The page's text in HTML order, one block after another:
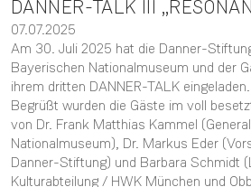
DANNER-TALK III
07.07.2025
Am 30. Juli 2025 hat die Danner-
Bayerischen Nationalmuseum und der
ihrem dritten DANNER-TALK eingeladen.
Begrüßt wurden die Gäste im voll
von Dr. Frank Matthias Kammel
Nationalmuseum), Dr. Markus Eder
Danner-Stiftung) und Barbara Schmidt
Kulturabteilung / HWK München und